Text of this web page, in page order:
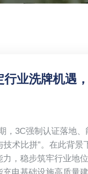
业洗牌机遇
，3C强制认证落地
术比拼”。在此背
，稳步筑牢行业地